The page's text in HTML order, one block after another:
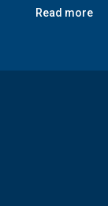
Read more